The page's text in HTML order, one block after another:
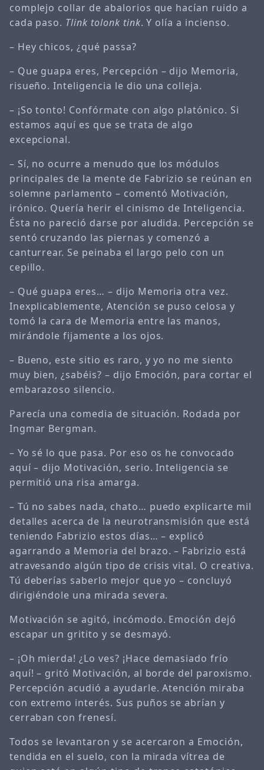
complejo collar de abalorios que hacían ruido a
cada paso. Tlink tolonk tink. Y olía a incienso.
– Hey chicos, ¿qué passa?
– Que guapa eres, Percepción – dijo Memoria,
risueño. Inteligencia le dio una colleja.
– ¡So tonto! Confórmate con algo platónico. Si
estamos aquí es que se trata de algo
excepcional.
– Sí, no ocurre a menudo que los módulos
principales de la mente de Fabrizio se reúnan en
solemne parlamento – comentó Motivación,
irónico. Quería herir el cinismo de Inteligencia.
Ésta no pareció darse por aludida. Percepción se
sentó cruzando las piernas y comenzó a
canturrear. Se peinaba el largo pelo con un
cepillo.
– Qué guapa eres… – dijo Memoria otra vez.
Inexplicablemente, Atención se puso celosa y
tomó la cara de Memoria entre las manos,
mirándole fijamente a los ojos.
– Bueno, este sitio es raro, y yo no me siento
muy bien, ¿sabéis? – dijo Emoción, para cortar el
embarazoso silencio.
Parecía una comedia de situación. Rodada por
Ingmar Bergman.
– Yo sé lo que pasa. Por eso os he convocado
aquí – dijo Motivación, serio. Inteligencia se
permitió una risa amarga.
– Tú no sabes nada, chato… puedo explicarte mil
detalles acerca de la neurotransmisión que está
teniendo Fabrizio estos días… – explicó
agarrando a Memoria del brazo. – Fabrizio está
atravesando algún tipo de crisis vital. O creativa.
Tú deberías saberlo mejor que yo – concluyó
dirigiéndole una mirada severa.
Motivación se agitó, incómodo. Emoción dejó
escapar un gritito y se desmayó.
– ¡Oh mierda! ¿Lo ves? ¡Hace demasiado frío
aquí! – gritó Motivación, al borde del paroxismo.
Percepción acudió a ayudarle. Atención miraba
con extremo interés. Sus puños se abrían y
cerraban con frenesí.
Todos se levantaron y se acercaron a Emoción,
tendida en el suelo, con la mirada vítrea de